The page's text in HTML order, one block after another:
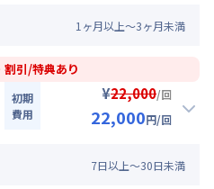
利用）
(税抜)
に朗報】全期間賃料30％OFF
に限り
19,800円/月・割引）
1 ヶ月以上～3ヶ月未満
割引/特典あり
初期
費用
¥22,000/回
22,000円/回
に朗報】全期間賃料30％OFF
7日以上～30日未満